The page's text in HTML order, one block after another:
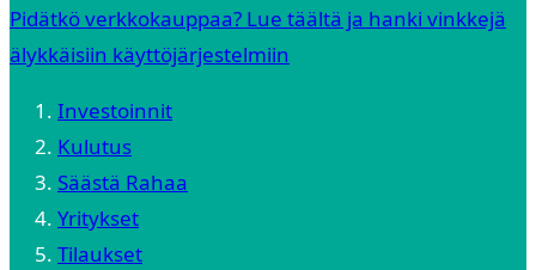
Pidätkö verkkokauppaa? Lue täältä ja hanki vinkkejä
älykkäisiin käyttöjärjestelmiin
Investoinnit
Kulutus
Säästä Rahaa
Yritykset
Tilaukset